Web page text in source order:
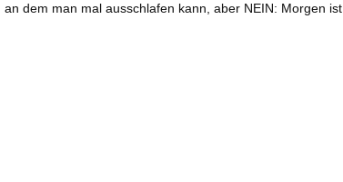
an dem man mal ausschlafen kann, aber NEIN: Morgen ist